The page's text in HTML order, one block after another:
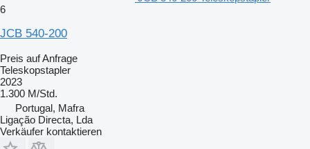
6
JCB 540-200
Preis auf Anfrage
Teleskopstapler
2023
1.300 M/Std.
Portugal, Mafra
Ligação Directa, Lda
Verkäufer kontaktieren